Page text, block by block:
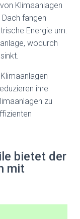
Klimaanlagen
fangen
Energie um.
wodurch
ihre
zu
bietet der
mit